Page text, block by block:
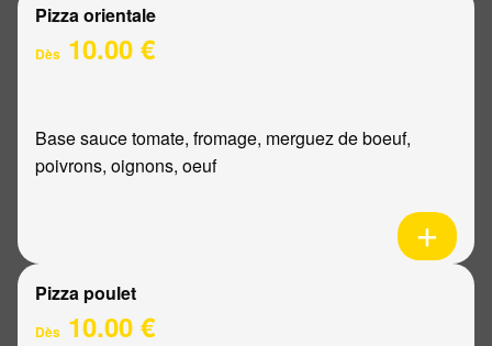
Pizza orientale
Dès 10.00 €
Base sauce tomate, fromage, merguez de boeuf,
poivrons, oignons, oeuf
Pizza poulet
Dès 10.00 €